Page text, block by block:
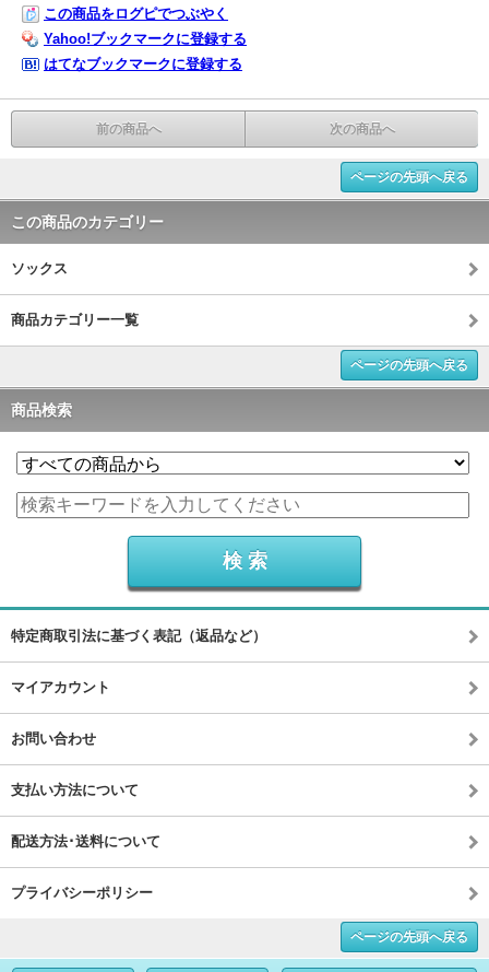
この商品をログピでつぶやく
Yahoo!ブックマークに登録する
はてなブックマークに登録する
前の商品へ 次の商品へ
ページの先頭へ戻る
この商品のカテゴリー
ソックス
商品カテゴリー一覧
ページの先頭へ戻る
商品検索
特定商取引法に基づく表記（返品など）
マイアカウント
お問い合わせ
支払い方法について
配送方法･送料について
プライバシーポリシー
ページの先頭へ戻る